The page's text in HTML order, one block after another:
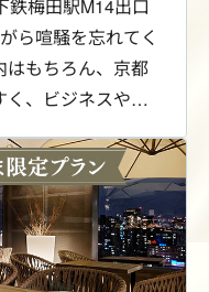
鉄梅田駅M14出口
ら喧騒を忘れてく
はもちろん、京都
、ビジネスやシ